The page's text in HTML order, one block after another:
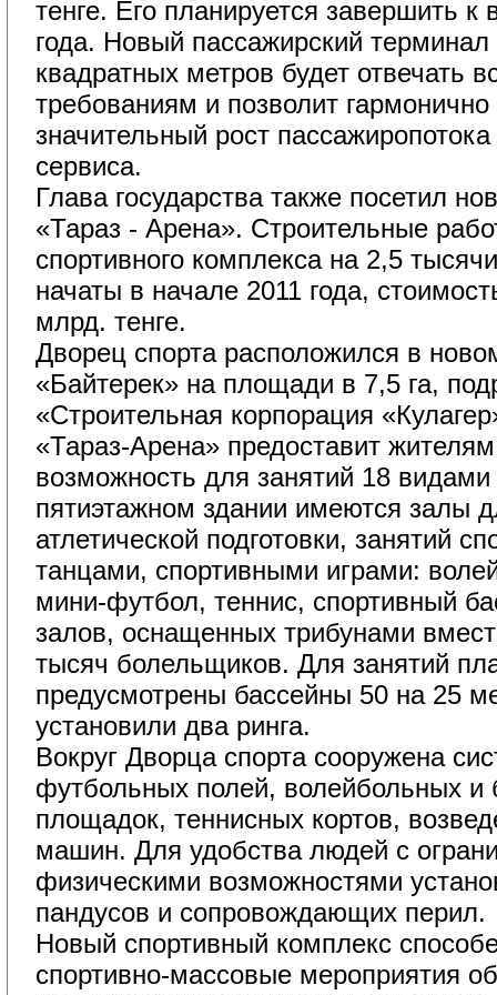
тенге. Его планируется завершить
года. Новый пассажирский
квадратных метров будет отвечать
требованиям и позволит гармонично
значительный рост
сервиса.
Глава государства также посетил
«Тараз - Арена». Строительные
спортивного комплекса на 2,5
начаты в начале 2011 года,
млрд. тенге.
Дворец спорта расположился в
«Байтерек» на площади в 7,5 га,
«Строительная корпорация
«Тараз-Арена» предоставит
возможность для занятий 18
пятиэтажном здании имеются залы
атлетической подготовки, занятий
танцами, спортивными играми:
мини-футбол, теннис, спортивный
залов, оснащенных трибунами
тысяч болельщиков. Для занятий
предусмотрены бассейны 50 на 25
установили два ринга.
Вокруг Дворца спорта сооружена
футбольных полей, волейбольных и
площадок, теннисных кортов,
машин. Для удобства людей с
физическими возможностями
пандусов и сопровождающих перил.
Новый спортивный комплекс
спортивно-массовые мероприятия